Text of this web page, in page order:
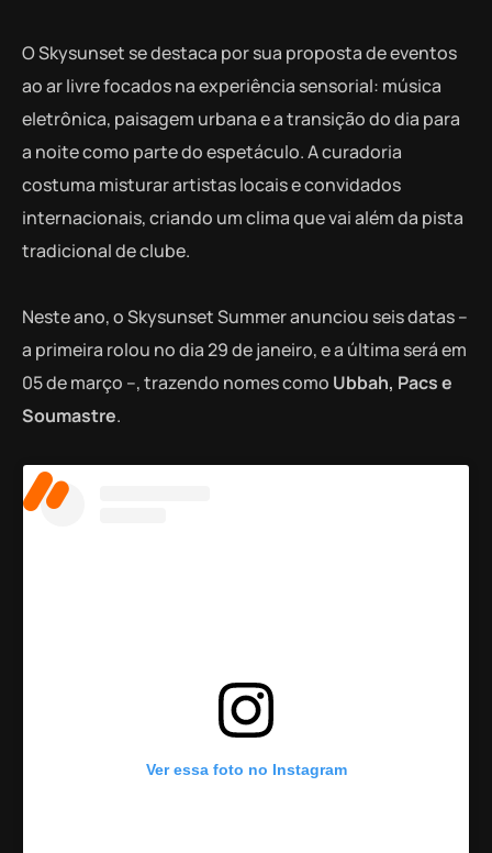
O Skysunset se destaca por sua proposta de eventos
ao ar livre focados na experiência sensorial: música
eletrônica, paisagem urbana e a transição do dia para
a noite como parte do espetáculo. A curadoria
costuma misturar artistas locais e convidados
internacionais, criando um clima que vai além da pista
tradicional de clube.
Neste ano, o Skysunset Summer anunciou seis datas –
a primeira rolou no dia 29 de janeiro, e a última será em
05 de março –, trazendo nomes como Ubbah, Pacs e
Soumastre.
Ver essa foto no Instagram